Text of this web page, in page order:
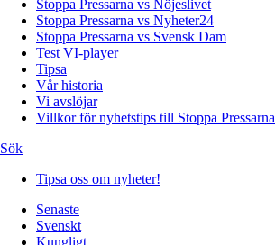
Stoppa Pressarna vs Nöjeslivet
Stoppa Pressarna vs Nyheter24
Stoppa Pressarna vs Svensk Dam
Test VI-player
Tipsa
Vår historia
Vi avslöjar
Villkor för nyhetstips till Stoppa Pressarna
Sök
Tipsa oss om nyheter!
Senaste
Svenskt
Kungligt